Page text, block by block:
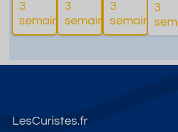
3
semaines
d'informations
3
semaines
3
semaines
3
LesCuristes.fr